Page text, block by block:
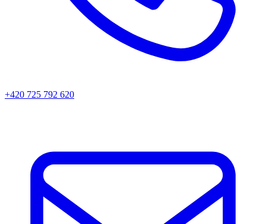
+420 725 792 620